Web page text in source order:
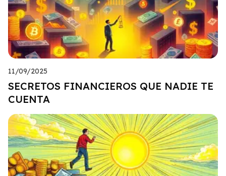
11/09/2025
SECRETOS FINANCIEROS QUE NADIE TE
CUENTA